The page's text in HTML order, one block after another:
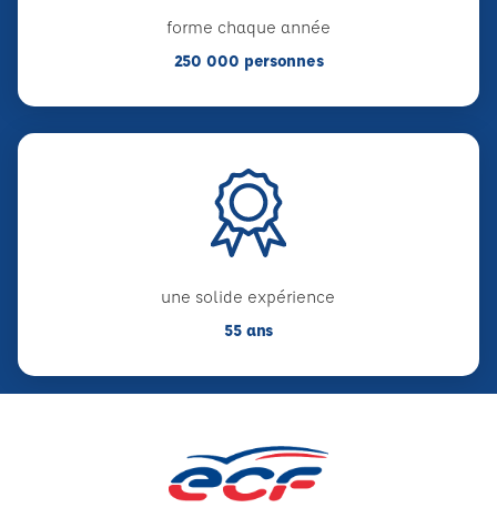
forme chaque année
250 000 personnes
une solide expérience
55 ans